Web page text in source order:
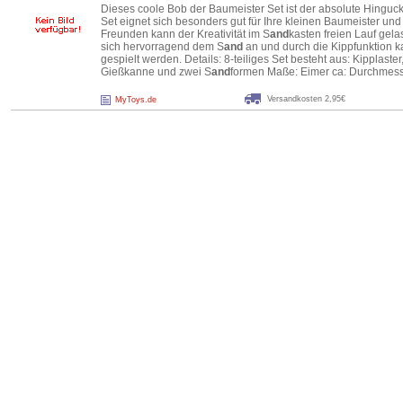
Dieses coole Bob der Baumeister Set ist der absolute
Set eignet sich besonders gut für Ihre kleinen Baumeister
Freunden kann der Kreativität im Sand kasten freien Lauf
sich hervorragend dem Sand an und durch die Kippfunktion
gespielt werden. Details: 8-teiliges Set besteht aus:
Gießkanne und zwei Sandformen Maße: Eimer ca:
MyToys.de Versandkosten 2,95€